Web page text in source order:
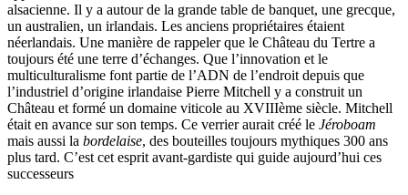
alsacienne. Il y a autour de la grande table de banquet, une grecque,
un australien, un irlandais. Les anciens propriétaires étaient
néerlandais. Une manière de rappeler que le Château du Tertre a
toujours été une terre d’échanges. Que l’innovation et le
multiculturalisme font partie de l’ADN de l’endroit depuis que
l’industriel d’origine irlandaise Pierre Mitchell y a construit un
Château et formé un domaine viticole au XVIIIème siècle. Mitchell
était en avance sur son temps. Ce verrier aurait créé le Jéroboam
mais aussi la bordelaise, des bouteilles toujours mythiques 300 ans
plus tard. C’est cet esprit avant-gardiste qui guide aujourd’hui ces
successeurs